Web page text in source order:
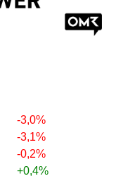
-3,0%
-3,1%
-0,2%
+0,4%